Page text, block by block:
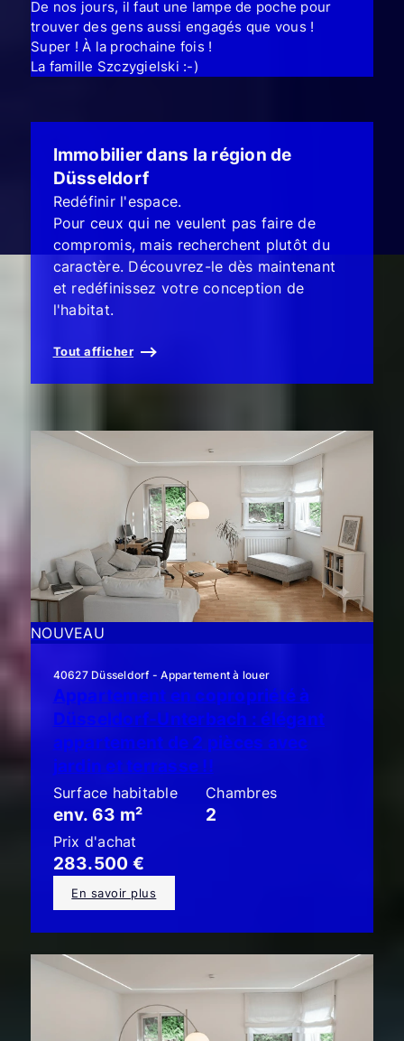
De nos jours, il faut une lampe de poche pour
trouver des gens aussi engagés que vous !
Super ! À la prochaine fois !
La famille Szczygielski :-)
Immobilier dans la région de
Düsseldorf
Redéfinir l'espace.
Pour ceux qui ne veulent pas faire de
compromis, mais recherchent plutôt du
caractère. Découvrez-le dès maintenant
et redéfinissez votre conception de
l'habitat.
Tout afficher
NOUVEAU
40627 Düsseldorf - Appartement à louer
Appartement en copropriété à
Düsseldorf-Unterbach : élégant
appartement de 2 pièces avec
jardin et terrasse !!
Surface habitable
env. 63 m²
Chambres
2
Prix d'achat
283.500 €
En savoir plus